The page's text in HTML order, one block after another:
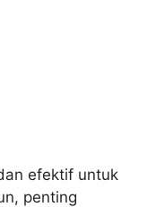
efektif untuk
penting